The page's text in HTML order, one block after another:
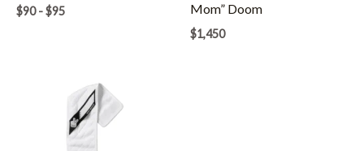
$90 -$95Rango
hasta
$95
Mom” Doom
$1,450